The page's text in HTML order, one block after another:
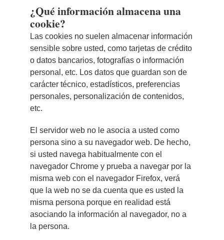
¿Qué información almacena una
cookie?
Las cookies no suelen almacenar información
sensible sobre usted, como tarjetas de crédito
o datos bancarios, fotografías o información
personal, etc. Los datos que guardan son de
carácter técnico, estadísticos, preferencias
personales, personalización de contenidos,
etc.
El servidor web no le asocia a usted como
persona sino a su navegador web. De hecho,
si usted navega habitualmente con el
navegador Chrome y prueba a navegar por la
misma web con el navegador Firefox, verá
que la web no se da cuenta que es usted la
misma persona porque en realidad está
asociando la información al navegador, no a
la persona.